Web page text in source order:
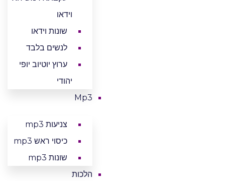
וידאו
שונות וידאו
לנשים בלבד
ערוץ יוטיוב יופי
יהודי
Mp3
צניעות mp3
כיסוי ראש mp3
שונות mp3
הלכות